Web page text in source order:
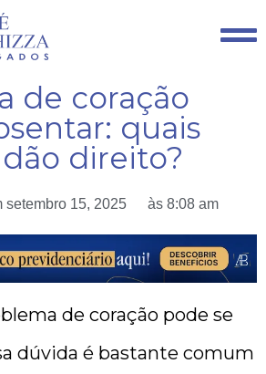
de coração
quais
direito?
setembro 15, 2025 às 8:08 am
de coração pode se
dúvida é bastante comum